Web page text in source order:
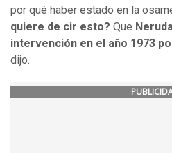
por qué haber estado en la
quiere de cir esto? Que
intervención en el año 1973
dijo.